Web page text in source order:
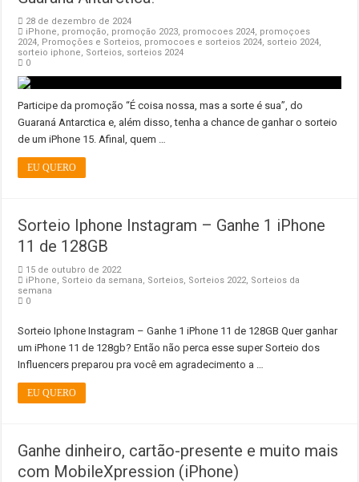
28 de dezembro de 2024
iPhone, promoção, promoção 2023, promocoes 2024, promoçoes
2024, Promoções e Sorteios, promocoes e sorteios 2024, sorteio 2024,
sorteio iphone, Sorteios, sorteios 2024
0
Participe da promoção “É coisa nossa, mas a sorte é sua”, do
Guaraná Antarctica e, além disso, tenha a chance de ganhar o sorteio
de um iPhone 15. Afinal, quem …
EU QUERO
Sorteio Iphone Instagram – Ganhe 1 iPhone
11 de 128GB
15 de outubro de 2022
iPhone, Sorteio da semana, Sorteios, Sorteios 2022, Sorteios da
semana
0
Sorteio Iphone Instagram – Ganhe 1 iPhone 11 de 128GB Quer ganhar
um iPhone 11 de 128gb? Então não perca esse super Sorteio dos
Influencers preparou pra você em agradecimento a …
EU QUERO
Ganhe dinheiro, cartão-presente e muito mais
com MobileXpression (iPhone)